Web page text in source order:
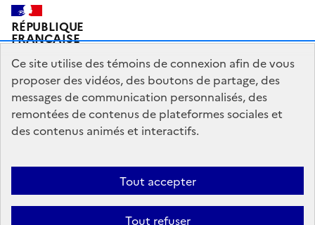
RÉPUBLIQUE
FRANÇAISE
Plan du site Mentions légales Qui sommes-nous ?
Partagez votre expérience pour améliorer les services
Accessibilité : partiellement conforme
gouvernement.fr
Ce site utilise des témoins de connexion afin de vous
proposer des vidéos, des boutons de partage, des
messages de communication personnalisés, des
remontées de contenus de plateformes sociales et
des contenus animés et interactifs.
Tout accepter
Tout refuser